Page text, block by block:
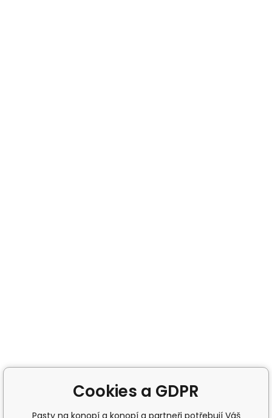
Cookies a GDPR
Pasty na konopí a konopí a partneři potřebují Váš